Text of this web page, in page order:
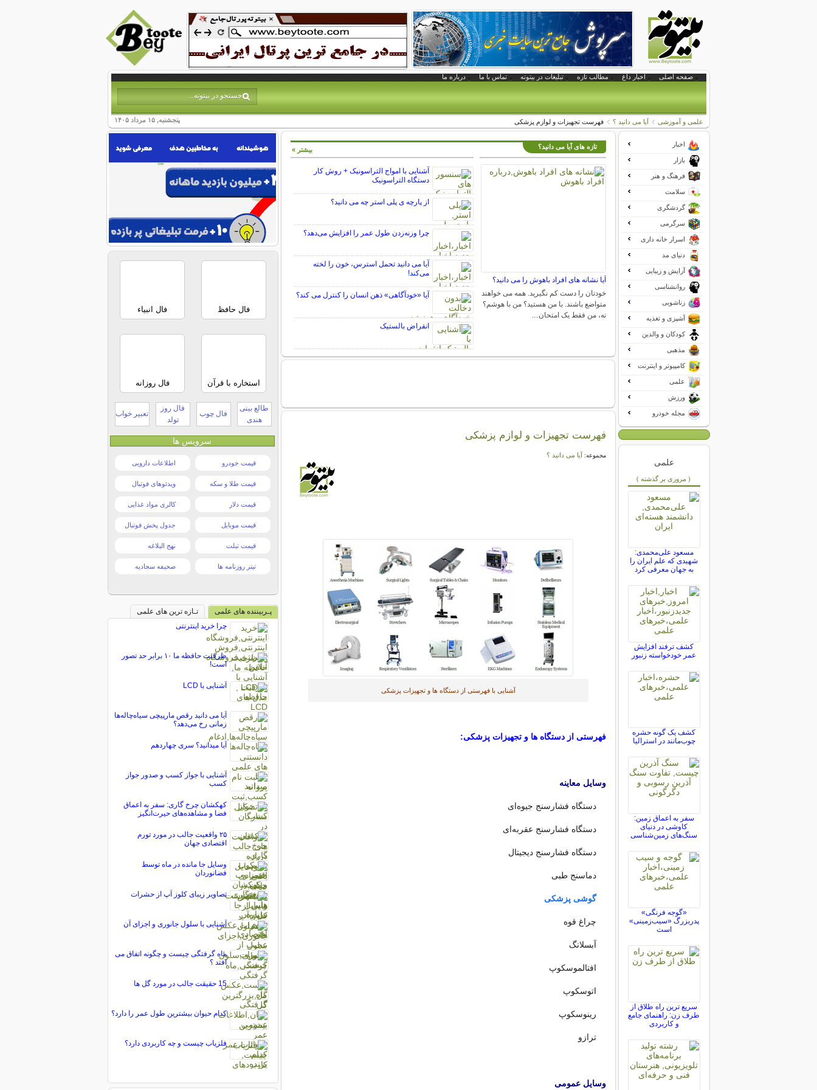
صفحه اصلی اخبار داغ مطالب تازه تبلیغات در بیتوته تماس با ما درباره ما
پنجشنبه, ۱۵ مرداد ۱۴۰۵ علمی و آموزشی آیا می دانید ؟ فهرست تجهیزات و لوازم پزشکی
تازه های آیا می دانید؟
آیا نشانه های افراد باهوش را می دانید؟
خودتان را دست کم نگیرید. همه می خواهند
متواضع باشند. با من هستید؟ من با هوشم؟
نه، من فقط یک امتحان…
آشنایی با امواج التراسونیک + روش کار
دستگاه التراسونیک
از پارچه ی پلی استر چه می دانید؟
چرا وزنه‌زدن طول عمر را افزایش می‌دهد؟
آیا می دانید تحمل استرس، خون را لخته
می‌کند!
آیا «خودآگاهی» ذهن انسان را کنترل می کند؟
انقراض بالستیک
بیشتر »
فهرست تجهیزات و لوازم پزشکی
مجموعه: آیا می دانید ؟
آشنایی با فهرستی از دستگاه ها و تجهیزات پزشکی
فهرستی از دستگاه ها و تجهیزات پزشکی:
وسایل معاینه
دستگاه فشارسنج جیوه‌ای
دستگاه فشارسنج عقربه‌ای
دستگاه فشارسنج دیجیتال
دماسنج طبی
گوشی پزشکی
چراغ قوه
آبسلانگ
افتالموسکوپ
اتوسکوپ
رینوسکوپ
ترازو
وسایل عمومی
اخبار
بازار
فرهنگ و هنر
سلامت
گردشگری
سرگرمی
اسرار خانه داری
دنیای مد
آرایش و زیبایی
روانشناسی
زناشویی
آشپزی و تغذیه
کودکان و والدین
مذهبی
کامپیوتر و اینترنت
علمی
ورزش
مجله خودرو
علمی
( مروری بر گذشته )
مسعود علی‌محمدی:
شهیدی که علم ایران را
به جهان معرفی کرد
کشف ترفند افزایش
عمر خودخواسته زنبور
کشف یک گونه حشره
چوب‌مانند در استرالیا
سفر به اعماق زمین:
کاوشی در دنیای
سنگ‌های زمین‌شناسی
«گوجه فرنگی»
پدربزرگ «سیب‌زمینی»
است
سریع ترین راه طلاق از
طرف زن: راهنمای جامع
و کاربردی
فال حافظ فال انبیاء
استخاره با قرآن فال روزانه
طالع بینی
هندی
فال چوب
فال روز
تولد
تعبیر خواب
سرویس ها
قیمت خودرو اطلاعات دارویی
قیمت طلا و سکه ویدئوهای فوتبال
قیمت دلار کالری مواد غذایی
قیمت موبایل جدول پخش فوتبال
قیمت تبلت نهج البلاغه
تیتر روزنامه ها صحیفه سجادیه
پـربیننده های علمی
تـازه ترین های علمی
چرا خرید اینترنتی
ظرفیت حافظه ما ۱۰ برابر حد تصور
است!
آشنایی با LCD
آیا می دانید رقص مارپیچی سیاه‌چاله‌ها
زمانی رخ می‌دهد؟
آیا میدانید؟ سری چهاردهم
آشنایی با جواز کسب و صدور جواز
کسب
کهکشان چرخ گاری: سفر به اعماق
فضا و مشاهده‌های حیرت‌انگیز
۲۵ واقعیت جالب در مورد تورم
اقتصادی جهان
وسایل جا مانده در ماه توسط
فضانوردان
تصاویر زیبای کلوز آپ از حشرات
آشنایی با سلول جانوری و اجزای آن
ماه گرفتگی چیست و چگونه اتفاق می
افتد ؟
15 حقیقت جالب در مورد گل ‌ها
کدام حیوان بیشترین طول عمر را دارد؟
فلزیاب چیست و چه کاربردی دارد؟